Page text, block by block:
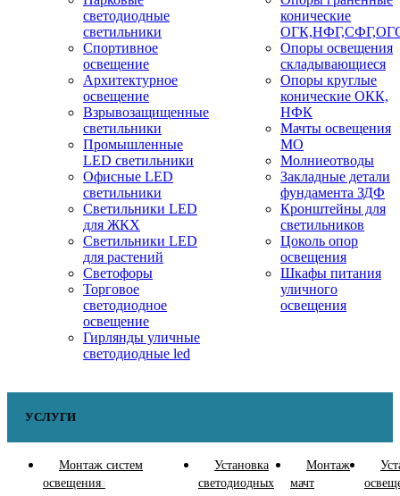
светодиодные
светильники
Спортивное
освещение
Архитектурное
освещение
Взрывозащищенные
светильники
Промышленные
LED светильники
Офисные LED
светильники
Cветильники LED
для ЖКХ
Светильники LED
для растений
Светофоры
Торговое
светодиодное
освещение
Гирлянды уличные
светодиодные led
конические
Опоры освещения
складывающиеся
Опоры круглые
конические ОКК,
НФК
Мачты освещения
МО
Молниеотводы
Закладные детали
фундамента ЗДФ
Кронштейны для
светильников
Цоколь опор
освещения
Шкафы питания
уличного
освещения
УСЛУГИ
Монтаж систем
освещения
Установка
светодиодных
Монтаж
мачт